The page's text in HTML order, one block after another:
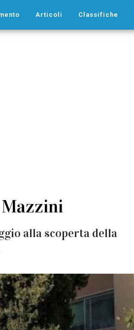
Articoli Classifiche
alla scoperta della